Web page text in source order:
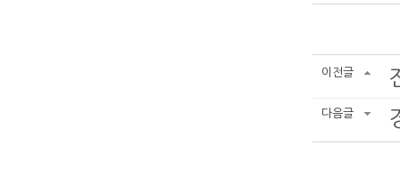
이전글
다음글